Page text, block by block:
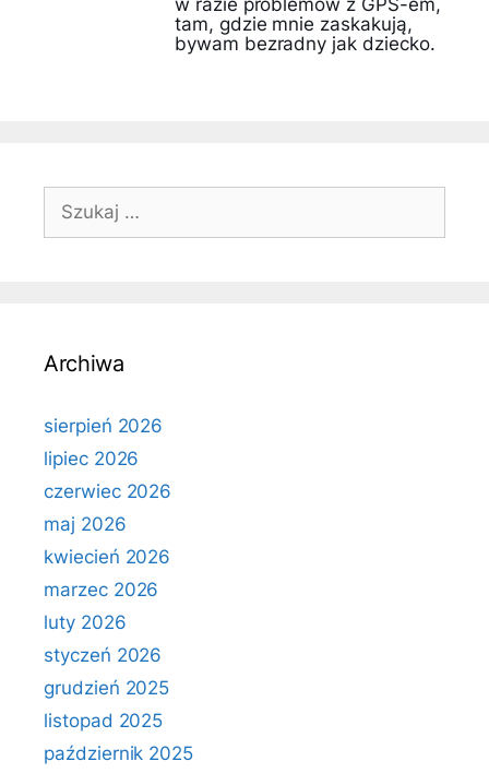
w razie problemów z GPS-em,
tam, gdzie mnie zaskakują,
bywam bezradny jak dziecko.
Szukaj:
Archiwa
sierpień 2026
lipiec 2026
czerwiec 2026
maj 2026
kwiecień 2026
marzec 2026
luty 2026
styczeń 2026
grudzień 2025
listopad 2025
październik 2025